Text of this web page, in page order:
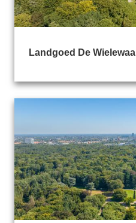
Landgoed De Wielewaal